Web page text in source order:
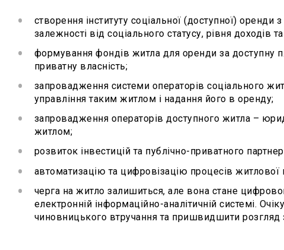
створення інституту соціальної (доступної)
залежності від соціального статусу, рівня доходів
формування фондів житла для оренди за доступну
приватну власність;
запровадження системи операторів соціального
управління таким житлом і надання його в оренду;
запровадження операторів доступного житла –
житлом;
розвиток інвестицій та публічно-приватного
автоматизацію та цифровізацію процесів житлової
черга на житло залишиться, але вона стане
електронній інформаційно-аналітичній системі.
чиновницького втручання та пришвидшити розгляд